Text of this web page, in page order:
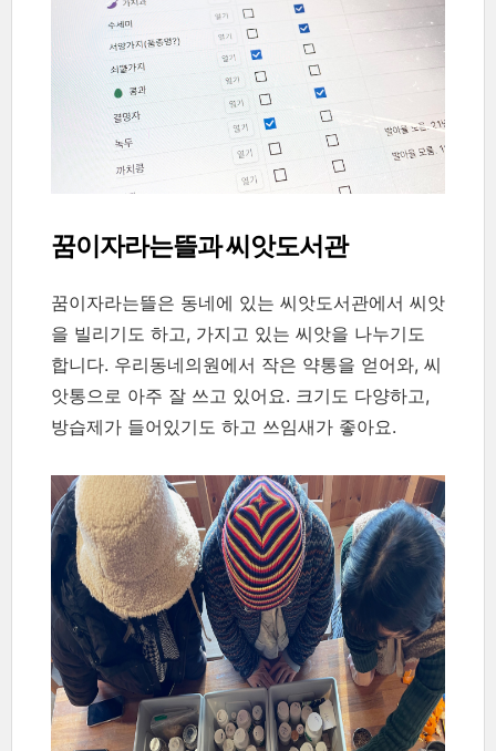
꿈이자라는뜰과 씨앗도서관
꿈이자라는뜰은 동네에 있는 씨앗도서관에서 씨앗
을 빌리기도 하고, 가지고 있는 씨앗을 나누기도
합니다. 우리동네의원에서 작은 약통을 얻어와, 씨
앗통으로 아주 잘 쓰고 있어요. 크기도 다양하고,
방습제가 들어있기도 하고 쓰임새가 좋아요.